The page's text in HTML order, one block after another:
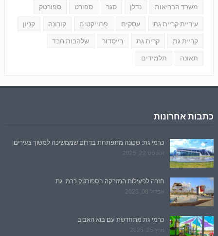
משרד הבריאות נדלן סגר ספורט ספורטק
עיריית קריית גת עסקים פרוייקטים קורונה קניון
קריית גת קרית גת רייסדור שלהבות חבד
תאונה תלמידים
כתבות אחרונות
כרמי גת: שכונה מתפתחת בדרום שממשיכה למשוך צעירים
אוגוסט 22, 2025
חזרה לפעילות המזרקה בספורטק כרמי גת
אפריל 08, 2025
כרמי גת מתחדשת עם בוא האביב
מרץ 25, 2025